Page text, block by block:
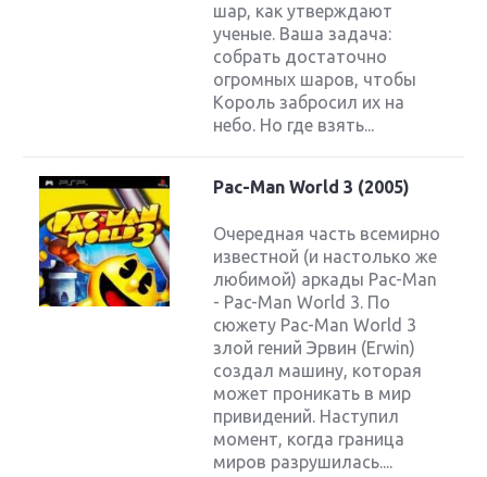
шар, как утверждают
ученые. Ваша задача:
собрать достаточно
огромных шаров, чтобы
Король забросил их на
небо. Но где взять...
Pac-Man World 3 (2005)
Очередная часть всемирно
известной (и настолько же
любимой) аркады Pac-Man
- Pac-Man World 3. По
сюжету Pac-Man World 3
злой гений Эрвин (Erwin)
создал машину, которая
может проникать в мир
привидений. Наступил
момент, когда граница
миров разрушилась....